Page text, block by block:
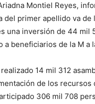
Montiel Reyes,
primer apellido va de
una inversión de 44 mil
a beneficiarios de la M a
14 mil 312
de los
306 mil 708